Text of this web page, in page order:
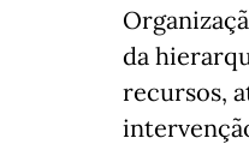
da
recursos,